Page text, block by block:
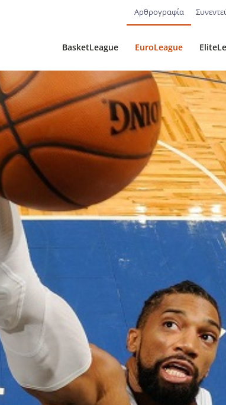
Αρθρογραφία
BasketLeague EuroLeague